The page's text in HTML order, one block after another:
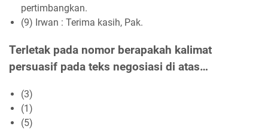
pertimbangkan.
(9) Irwan : Terima kasih, Pak.
Terletak pada nomor berapakah kalimat
persuasif pada teks negosiasi di atas…
(3)
(1)
(5)